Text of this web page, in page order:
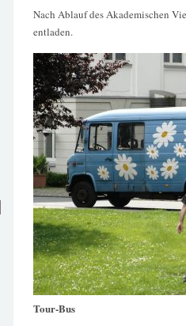
Nach Ablauf des Akademischen
entladen.
Tour-Bus